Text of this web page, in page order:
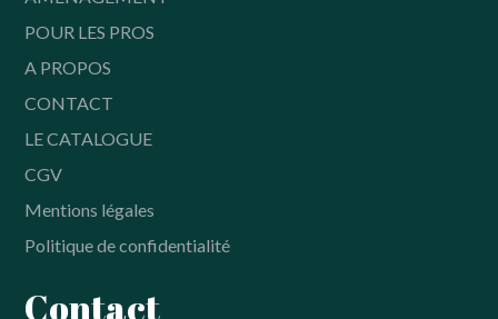
POUR LES PROS
A PROPOS
CONTACT
LE CATALOGUE
CGV
Mentions légales
Politique de confidentialité
Contact